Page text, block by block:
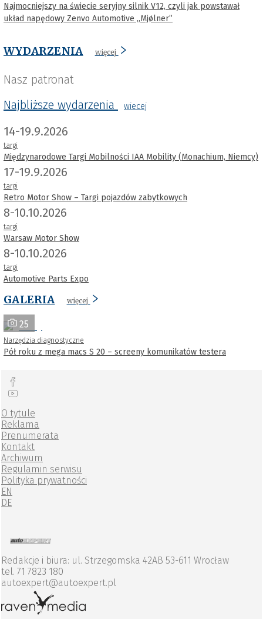
Najmocniejszy na świecie seryjny silnik V12, czyli jak powstawał
układ napędowy Zenvo Automotive „Mjølner”
WYDARZENIA więcej
Nasz patronat
Najbliższe wydarzenia
wiecej
14-19.9.2026
targi
Międzynarodowe Targi Mobilności IAA Mobility (Monachium, Niemcy)
17-19.9.2026
targi
Retro Motor Show – Targi pojazdów zabytkowych
8-10.10.2026
targi
Warsaw Motor Show
8-10.10.2026
targi
Automotive Parts Expo
GALERIA więcej
25
Narzędzia diagnostyczne
Pół roku z mega macs S 20 – screeny komunikatów testera
O tytule
Reklama
Prenumerata
Kontakt
Archiwum
Regulamin serwisu
Polityka prywatności
EN
DE
Redakcje i biura: ul. Strzegomska 42AB 53-611 Wrocław
tel. 71 7823 180
autoexpert@autoexpert.pl